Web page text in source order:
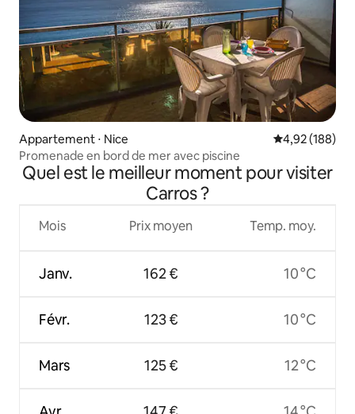
Appartement ⋅ Nice Évaluation
4,92 (188)
Promenade en bord de mer avec piscine
Quel est le meilleur moment pour visiter
Carros ?
Mois
Janv.
Févr.
Mars
Prix moyen
162 €
123 €
125 €
Temp. moy.
10 °C
10 °C
12 °C